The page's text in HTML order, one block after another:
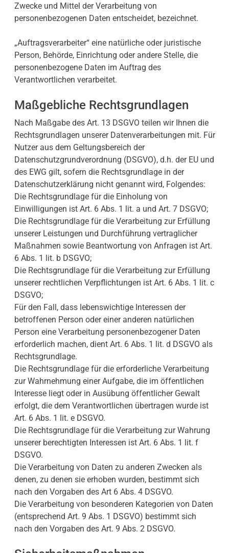
Zwecke und Mittel der Verarbeitung von
personenbezogenen Daten entscheidet, bezeichnet.
„Auftragsverarbeiter“ eine natürliche oder juristische
Person, Behörde, Einrichtung oder andere Stelle, die
personenbezogene Daten im Auftrag des
Verantwortlichen verarbeitet.
Maßgebliche Rechtsgrundlagen
Nach Maßgabe des Art. 13 DSGVO teilen wir Ihnen die
Rechtsgrundlagen unserer Datenverarbeitungen mit. Für
Nutzer aus dem Geltungsbereich der
Datenschutzgrundverordnung (DSGVO), d.h. der EU und
des EWG gilt, sofern die Rechtsgrundlage in der
Datenschutzerklärung nicht genannt wird, Folgendes:
Die Rechtsgrundlage für die Einholung von
Einwilligungen ist Art. 6 Abs. 1 lit. a und Art. 7 DSGVO;
Die Rechtsgrundlage für die Verarbeitung zur Erfüllung
unserer Leistungen und Durchführung vertraglicher
Maßnahmen sowie Beantwortung von Anfragen ist Art.
6 Abs. 1 lit. b DSGVO;
Die Rechtsgrundlage für die Verarbeitung zur Erfüllung
unserer rechtlichen Verpflichtungen ist Art. 6 Abs. 1 lit. c
DSGVO;
Für den Fall, dass lebenswichtige Interessen der
betroffenen Person oder einer anderen natürlichen
Person eine Verarbeitung personenbezogener Daten
erforderlich machen, dient Art. 6 Abs. 1 lit. d DSGVO als
Rechtsgrundlage.
Die Rechtsgrundlage für die erforderliche Verarbeitung
zur Wahrnehmung einer Aufgabe, die im öffentlichen
Interesse liegt oder in Ausübung öffentlicher Gewalt
erfolgt, die dem Verantwortlichen übertragen wurde ist
Art. 6 Abs. 1 lit. e DSGVO.
Die Rechtsgrundlage für die Verarbeitung zur Wahrung
unserer berechtigten Interessen ist Art. 6 Abs. 1 lit. f
DSGVO.
Die Verarbeitung von Daten zu anderen Zwecken als
denen, zu denen sie erhoben wurden, bestimmt sich
nach den Vorgaben des Art 6 Abs. 4 DSGVO.
Die Verarbeitung von besonderen Kategorien von Daten
(entsprechend Art. 9 Abs. 1 DSGVO) bestimmt sich
nach den Vorgaben des Art. 9 Abs. 2 DSGVO.